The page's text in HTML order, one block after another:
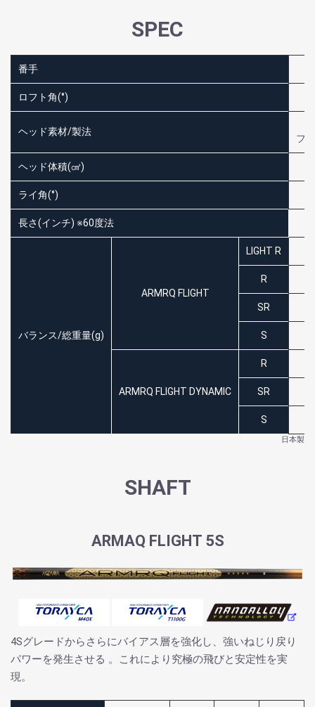
SPEC
番手
ロフト角(°)
ヘッド素材/製法
フ
ヘッド体積(㎤)
ライ角(°)
長さ(インチ) ※60度法
バランス/総重量(g)
ARMRQ FLIGHT
LIGHT R
R
SR
S
ARMRQ FLIGHT DYNAMIC
R
SR
S
日本製
SHAFT
ARMAQ FLIGHT 5S
4Sグレードからさらにバイアス層を強化し、強いねじり戻り
パワーを発生させる 。これにより究極の飛びと安定性を実
現。